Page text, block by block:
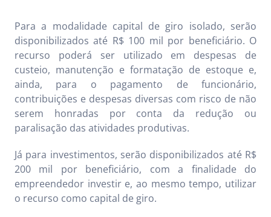
Para a modalidade capital de giro isolado, serão
disponibilizados até R$ 100 mil por beneficiário. O
recurso poderá ser utilizado em despesas de
custeio, manutenção e formatação de estoque e,
ainda, para o pagamento de funcionário,
contribuições e despesas diversas com risco de não
serem honradas por conta da redução ou
paralisação das atividades produtivas.
Já para investimentos, serão disponibilizados até R$
200 mil por beneficiário, com a finalidade do
empreendedor investir e, ao mesmo tempo, utilizar
o recurso como capital de giro.